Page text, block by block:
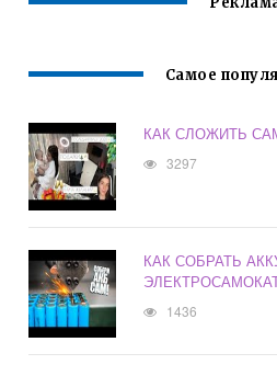
Самое
КАК СЛОЖИТЬ
3297
КАК СОБРАТЬ
1436